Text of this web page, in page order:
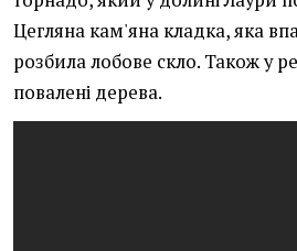
Цегляна кам'яна кладка, яка
розбила лобове скло. Також у
повалені дерева.